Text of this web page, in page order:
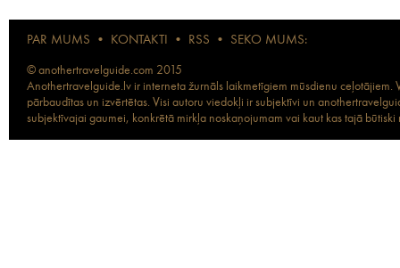
PAR MUMS • KONTAKTI • RSS • SEKO MUMS:
© anothertravelguide.com 2015
Anothertravelguide.lv ir interneta žurnāls laikmetīgiem mūsdienu
pārbaudītas un izvērtētas. Visi autoru viedokļi ir subjektīvi un
subjektīvajai gaumei, konkrētā mirkļa noskaņojumam vai kaut kas tajā